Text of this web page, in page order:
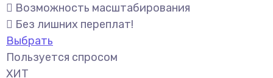
Возможность масштабирования
Без лишних переплат!
Выбрать
Пользуется спросом
ХИТ